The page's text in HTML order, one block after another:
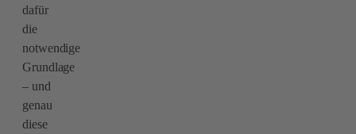
dafür
die
notwendige
Grundlage
– und
genau
diese